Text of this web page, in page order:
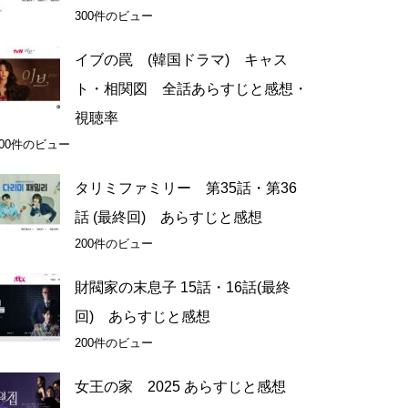
300件のビュー
イブの罠 (韓国ドラマ) キャス
ト・相関図 全話あらすじと感想・
視聴率
件のビュー
タリミファミリー 第35話・第36
話 (最終回) あらすじと感想
200件のビュー
財閥家の末息子 15話・16話(最終
回) あらすじと感想
200件のビュー
女王の家 2025 あらすじと感想